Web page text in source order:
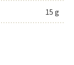
15 g